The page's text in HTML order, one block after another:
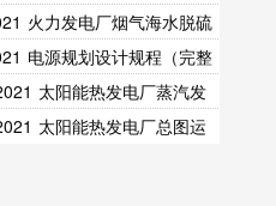
整版）
火力发电厂烟气海水脱硫
完整版）
电源规划设计规程（完整
太阳能热发电厂蒸汽发
（完整版）
太阳能热发电厂总图运